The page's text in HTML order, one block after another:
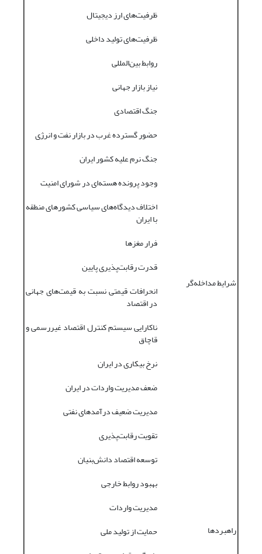
ظرفیت‌های ارز دیجیتال
ظرفیت‌های تولید داخلی
روابط بین‌المللی
نیاز بازار جهانی
شرایط مداخله‌گر
جنگ اقتصادی
حضور گسترده غرب در بازار نفت و انرژی
جنگ نرم علیه کشور ایران
وجود پرونده هسته‌ای در شورای امنیت
اختلاف دیدگاه‌های سیاسی کشورهای منطقه
با ایران
فرار مغزها
قدرت رقابت‌پذیری پایین
انحرافات قیمتی نسبت به قیمت‌های جهانی
در اقتصاد
ناکارایی سیستم کنترل اقتصاد غیررسمی و
قاچاق
نرخ بیکاری در ایران
ضعف مدیریت واردات در ایران
مدیریت ضعیف درآمدهای نفتی
راهبردها
تقویت رقابت‌پذیری
توسعه اقتصاد دانش‌بنیان
بهبود روابط خارجی
مدیریت واردات
حمایت از تولید ملی